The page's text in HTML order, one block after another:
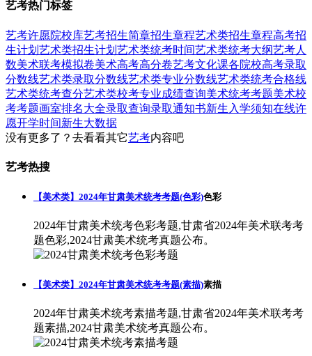
艺考热门标签
艺考许愿院校库艺考招生简章招生章程艺术类招生章程高考招
生计划 艺术类招生计划 艺术类统考时间艺术类统考大纲艺考人
数美术联考模拟卷美术高考高分卷艺考文化课各院校高考录取
分数线艺术类录取分数线艺术类专业分数线艺术类统考合格线
艺术类统考查分艺术类校考专业成绩查询美术统考考题美术校
考考题画室排名大全录取查询录取通知书新生入学须知在线许
愿开学时间新生大数据
没有更多了？去看看其它艺考内容吧
艺考热搜
【美术类】2024年甘肃美术统考考题(色彩)色彩
2024年甘肃美术统考色彩考题,甘肃省2024年美术联考考
题色彩,2024甘肃美术统考真题公布。
【美术类】2024年甘肃美术统考考题(素描)素描
2024年甘肃美术统考素描考题,甘肃省2024年美术联考考
题素描,2024甘肃美术统考真题公布。